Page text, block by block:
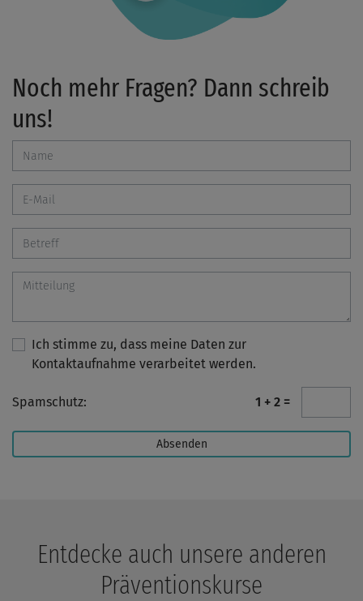
Noch mehr Fragen? Dann schreib
uns!
Ich stimme zu, dass meine Daten zur
Kontaktaufnahme verarbeitet werden.
Spamschutz: 1 + 2 =
Entdecke auch unsere anderen
Präventionskurse